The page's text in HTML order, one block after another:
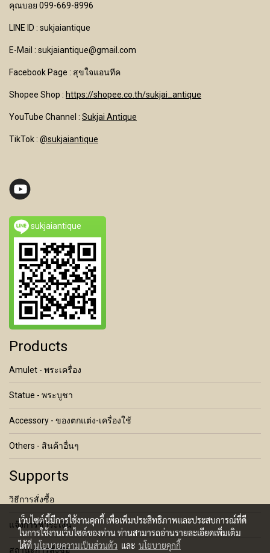
คุณบอย 099-669-8996
LINE ID : sukjaiantique
E-Mail : sukjaiantique@gmail.com
Facebook Page : สุขใจแอนทีค
Shopee Shop : https://shopee.co.th/sukjai_antique
YouTube Channel : Sukjai Antique
TikTok : @sukjaiantique
sukjaiantique
Products
Amulet - พระเครื่อง
Statue - พระบูชา
Accessory - ของตกแต่ง-เครื่องใช้
Others - สินค้าอื่นๆ
Supports
วิธีการสั่งซื้อ
แจ้งการชำระเงิน
สถานะการสั่งซื้อ
เว็บไซต์นี้มีการใช้งานคุกกี้ เพื่อเพิ่มประสิทธิภาพและประสบการณ์ที่ดี
ในการใช้งานเว็บไซต์ของท่าน ท่านสามารถอ่านรายละเอียดเพิ่มเติม
ได้ที่นโยบายความเป็นส่วนตัว และ นโยบายคุกกี้